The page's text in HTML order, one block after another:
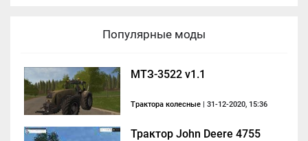
Популярные моды
МТЗ-3522 v1.1
Трактора колесные | 31-12-2020, 15:36
Трактор John Deere 4755